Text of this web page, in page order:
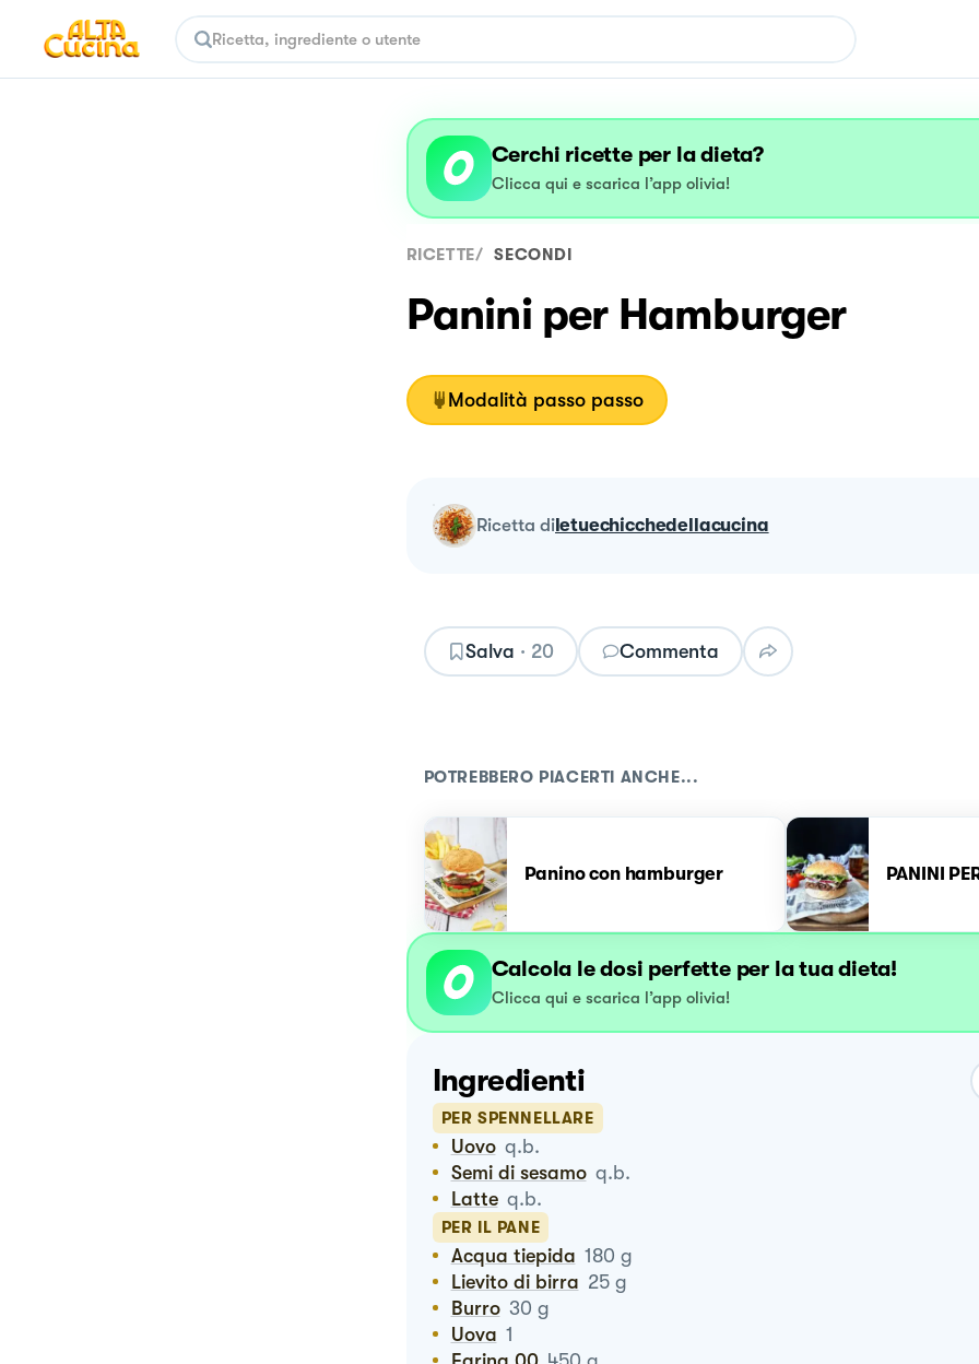
Cerchi ricette per la dieta?
Clicca qui e scarica l’app olivia!
RICETTE/ SECONDI
Panini per Hamburger
Modalità passo passo
ricetta diletuechicchedellacucina
Salva · 20 Commenta
POTREBBERO PIACERTI ANCHE...
Panino con hamburger PANINI
Calcola le dosi perfette per la tua dieta!
Clicca qui e scarica l’app olivia!
Ingredienti
PER SPENNELLARE
Uovo q.b.
Semi di sesamo q.b.
Latte q.b.
PER IL PANE
Acqua tiepida 180 g
Lievito di birra 25 g
Burro 30 g
Uova 1